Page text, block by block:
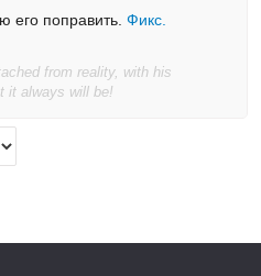
его поправить.Фикс.
from reality, with his
it always will be!